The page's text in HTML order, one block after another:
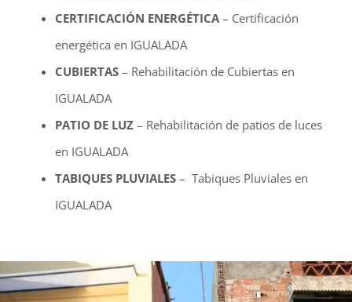
CERTIFICACIÓN ENERGÉTICA – Certificación
energética en IGUALADA
CUBIERTAS – Rehabilitación de Cubiertas en
IGUALADA
PATIO DE LUZ – Rehabilitación de patios de luces
en IGUALADA
TABIQUES PLUVIALES – Tabiques Pluviales en
IGUALADA